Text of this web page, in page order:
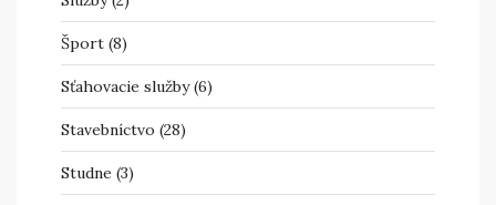
Šport (8)
Sťahovacie služby(6)
Stavebníctvo (28)
Studne (3)